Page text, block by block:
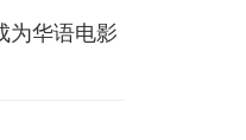
为华语电影